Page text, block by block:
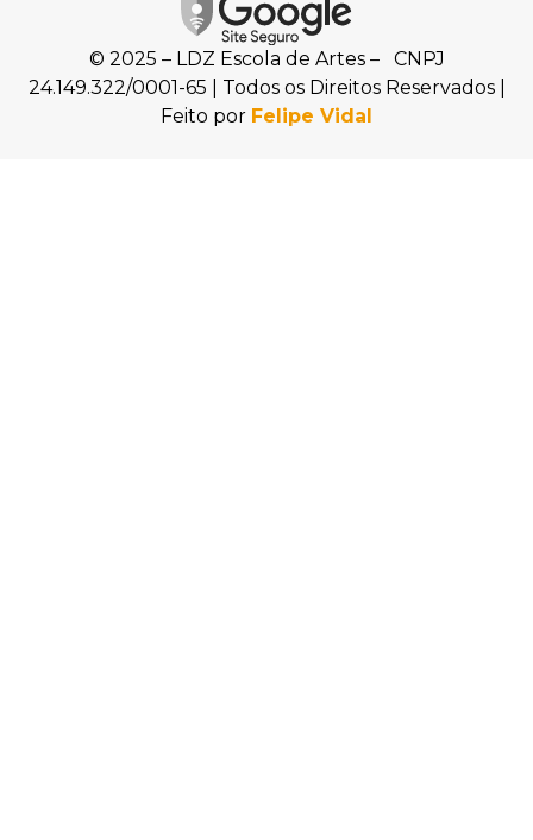
© 2025 – LDZ Escola de Artes – CNPJ
24.149.322/0001-65 | Todos os Direitos Reservados |
Feito por Felipe Vidal